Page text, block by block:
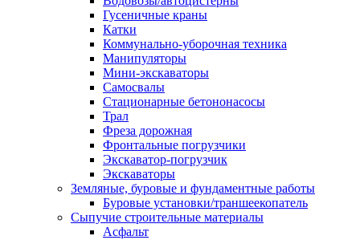
Гусеничные краны
Катки
Коммунально-уборочная техника
Манипуляторы
Мини-экскаваторы
Самосвалы
Стационарные бетононасосы
Трал
Фреза дорожная
Фронтальные погрузчики
Экскаватор-погрузчик
Экскаваторы
Земляные, буровые и фундаментные работы
Буровые установки/траншеекопатель
Сыпучие строительные материалы
Асфальт